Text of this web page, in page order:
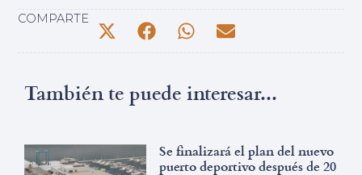
COMPARTE
También te puede interesar...
Se finalizará el plan del nuevo
puerto deportivo después de 20